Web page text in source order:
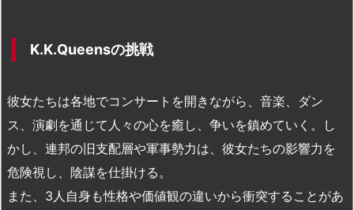
K.K.Queensの挑戦
彼女たちは各地でコンサートを開きながら、音楽、ダン
ス、演劇を通じて人々の心を癒し、争いを鎮めていく。し
かし、連邦の旧支配層や軍事勢力は、彼女たちの影響力を
危険視し、陰謀を仕掛ける。
また、3人自身も性格や価値観の違いから衝突することがあ